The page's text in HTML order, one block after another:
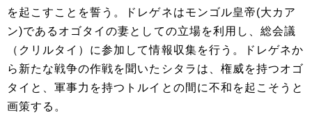
を起こすことを誓う。ドレゲネはモンゴル皇帝(大カア
ン)であるオゴタイの妻としての立場を利用し、総会議
（クリルタイ）に参加して情報収集を行う。ドレゲネか
ら新たな戦争の作戦を聞いたシタラは、権威を持つオゴ
タイと、軍事力を持つトルイとの間に不和を起こそうと
画策する。